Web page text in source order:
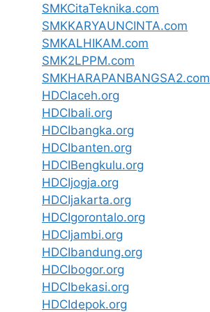
SMKCitaTeknika.com
SMKKARYAUNCINTA.com
SMKALHIKAM.com
SMK2LPPM.com
SMKHARAPANBANGSA2.com
HDCIaceh.org
HDCIbali.org
HDCIbangka.org
HDCIbanten.org
HDCIBengkulu.org
HDCIjogja.org
HDCIjakarta.org
HDCIgorontalo.org
HDCIjambi.org
HDCIbandung.org
HDCIbogor.org
HDCIbekasi.org
HDCIdepok.org